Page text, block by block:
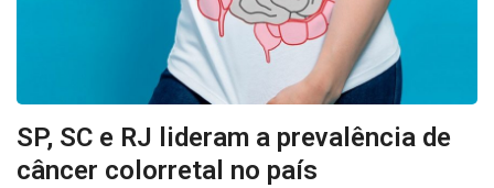
SP, SC e RJ lideram a prevalência de
câncer colorretal no país